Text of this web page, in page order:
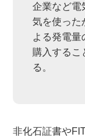
企業など電
気を使った
よる発電量
購入するこ
る。
非化石証書や